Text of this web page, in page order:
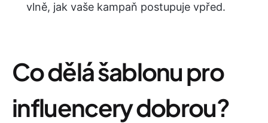
vlně, jak vaše kampaň postupuje vpřed.
Co dělá šablonu pro
influencery dobrou?